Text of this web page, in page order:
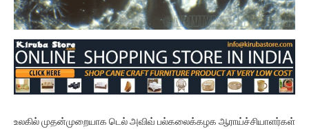
உலகில் முதன்முறையாக டெல் அவிவ் பல்கலைக்கழக ஆராய்ச்சியாளர்கள்